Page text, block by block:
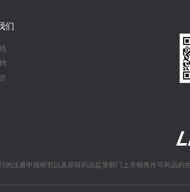
们
注册申报研究以及获得药品监管部门上市销售许可药品的